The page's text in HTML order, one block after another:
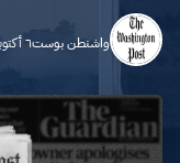
واشنطن بوست٦ أكتوبر ٢٠٢٥